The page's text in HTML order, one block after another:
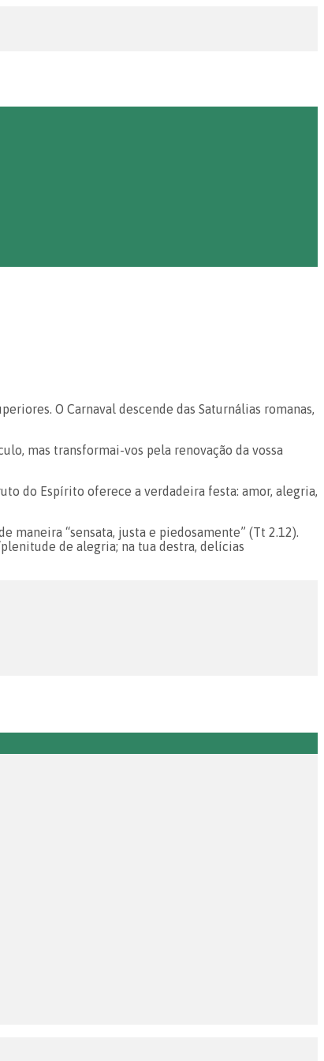
O Carnaval descende das Saturnálias romanas,
mas transformai-vos pela renovação da vossa
do Espírito oferece a verdadeira festa: amor, alegria,
maneira “sensata, justa e piedosamente” (Tt 2.12).
de alegria; na tua destra, delícias